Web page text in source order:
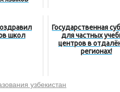
школ
Государственная
для частных
центров в
регионах!
узбекистан